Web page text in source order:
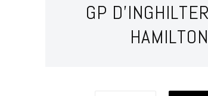
GP